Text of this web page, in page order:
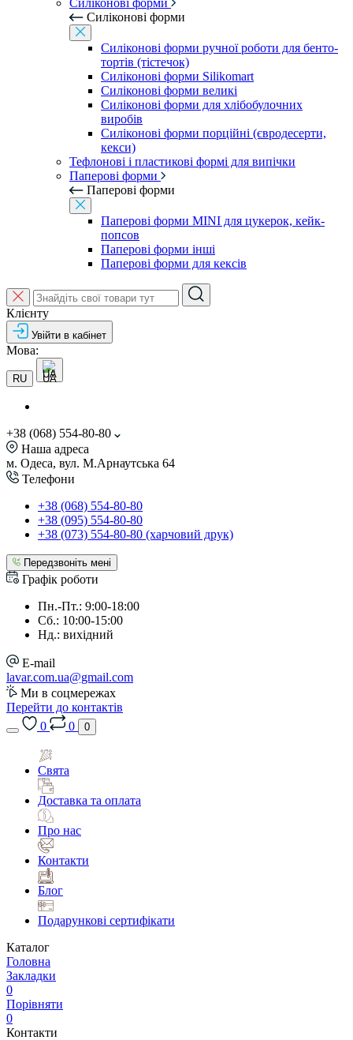
Силіконові форми
Силіконові форми
Силіконові форми ручної роботи для бенто-
тортів (тістечок)
Силіконові форми Silikomart
Силіконові форми великі
Силіконові форми для хлібобулочних
виробів
Силіконові форми порційні (євродесерти,
кекси)
Тефлонові і пластикові формі для випічки
Паперові форми
Паперові форми
Паперові форми MINI для цукерок, кейк-
попсов
Паперові форми інші
Паперові форми для кексів
Клієнту
Увійти в кабінет
Мова:
RU UA
+38 (068) 554-80-80
Наша адреса
м. Одеса, вул. М.Арнаутська 64
Телефони
+38 (068) 554-80-80
+38 (095) 554-80-80
+38 (073) 554-80-80 (харчовий друк)
Передзвоніть мені
Графік роботи
Пн.-Пт.: 9:00-18:00
Сб.: 10:00-15:00
Нд.: вихідний
E-mail
lavar.com.ua@gmail.com
Ми в соцмережах
Перейти до контактів
0
0 0
Свята
Доставка та оплата
Про нас
Контакти
Блог
Подарункові сертифікати
Каталог
Головна
Закладки
0
Порівняти
0
Контакти